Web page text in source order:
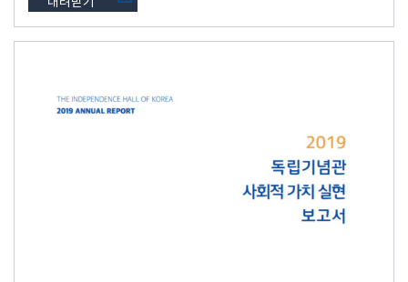
내려받기